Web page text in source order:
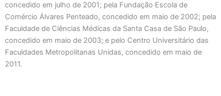
concedido em julho de 2001; pela Fundação Escola de
Comércio Álvares Penteado, concedido em maio de 2002; pela
Faculdade de Ciências Médicas da Santa Casa de São Paulo,
concedido em maio de 2003; e pelo Centro Universitário das
Faculdades Metropolitanas Unidas, concedido em maio de
2011.